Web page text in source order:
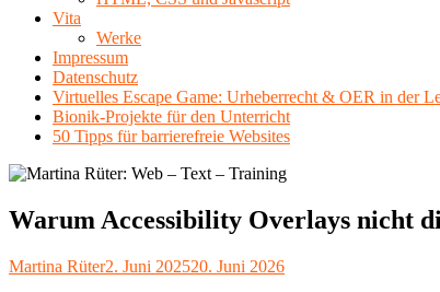
Vita
Werke
Impressum
Datenschutz
Virtuelles Escape Game: Urheberrecht & OER in der
Bionik-Projekte für den Unterricht
50 Tipps für barrierefreie Websites
Warum Accessibility Overlays nicht
Autor
Martina RüterVeröffentlicht
2. Juni 202520. Juni 2026